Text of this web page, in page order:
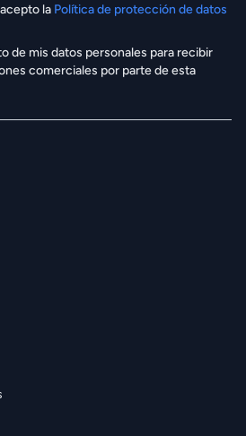
la Política de protección de datos
de mis datos personales para recibir
comerciales por parte de esta